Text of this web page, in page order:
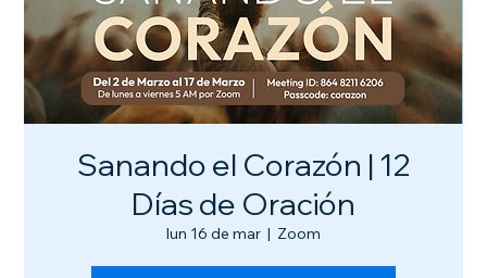
Sanando el Corazón | 12
Días de Oración
lun 16 de mar
  |
Zoom